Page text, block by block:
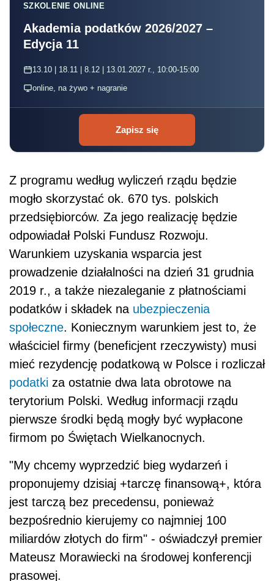
SZKOLENIE ONLINE
Akademia podatków 2026/2027 –
Edycja 11
13.10 | 18.11 | 8.12 | 13.01.2027 r., 10:00-15:00
online, na żywo + nagranie
Zapisz się
Z programu według wyliczeń rządu będzie
mogło skorzystać ok. 670 tys. polskich
przedsiębiorców. Za jego realizację będzie
odpowiadał Polski Fundusz Rozwoju.
Warunkiem uzyskania wsparcia jest
prowadzenie działalności na dzień 31 grudnia
2019 r., a także niezaleganie z płatnościami
podatków i składek na ubezpieczenia
społeczne. Koniecznym warunkiem jest to, że
właściciel firmy (beneficjent rzeczywisty) musi
mieć rezydencję podatkową w Polsce i rozliczał
podatki za ostatnie dwa lata obrotowe na
terytorium Polski. Według informacji rządu
pierwsze środki będą mogły być wypłacone
firmom po Świętach Wielkanocnych.
"My chcemy wyprzedzić bieg wydarzeń i
proponujemy dzisiaj +tarczę finansową+, która
jest tarczą bez precedensu, ponieważ
bezpośrednio kierujemy co najmniej 100
miliardów złotych do firm" - oświadczył premier
Mateusz Morawiecki na środowej konferencji
prasowej.